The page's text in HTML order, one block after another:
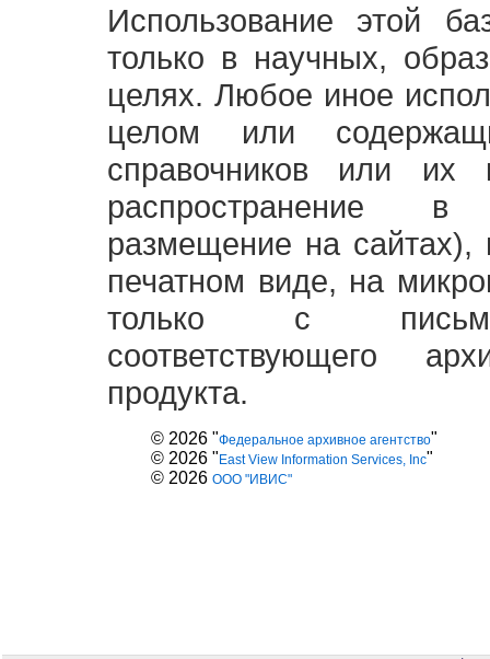
Использование этой
только в научных,
целях. Любое иное
целом или
справочников или их
распространение
размещение на
печатном виде, на
только с
соответствующего
продукта.
© 2026 "Федеральное архивное агентство"
© 2026 " East View Information Services, Inc"
© 2026 ООО "ИВИС"